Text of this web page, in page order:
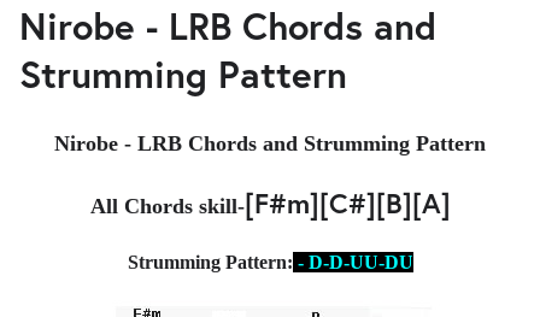
Nirobe - LRB Chords and
Strumming Pattern
Nirobe - LRB Chords and Strumming Pattern
All Chords skill-[F#m][C#][B][A]
Strumming Pattern: - D-D-UU-DU